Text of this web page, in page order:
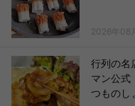
2026年08
行列の名
マン公式
つものし